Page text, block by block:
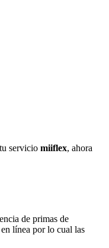
servicio miiflex, ahora
de primas de
línea por lo cual las